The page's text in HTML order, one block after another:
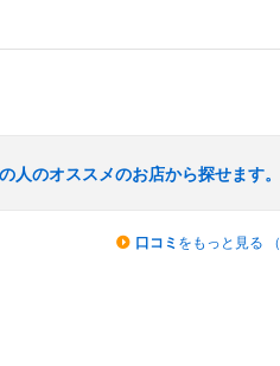
のオススメのお店から探せます。
口コミ をもっと見る （